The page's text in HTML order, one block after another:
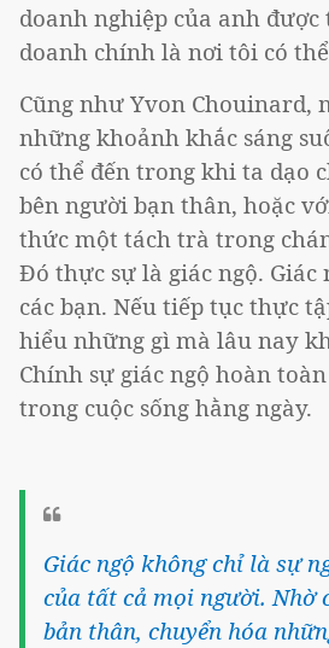
doanh nghiệp của anh
doanh chính là nơi tôi có
Cũng như Yvon Chouinard,
những khoảnh khắc sáng
có thể đến trong khi ta dạo
bên người bạn thân, hoặc
thức một tách trà trong
Đó thực sự là giác ngộ.
các bạn. Nếu tiếp tục thực
hiểu những gì mà lâu nay
Chính sự giác ngộ hoàn
trong cuộc sống hằng ngày.
Giác ngộ không chỉ là sự
của tất cả mọi người. Nhờ
bản thân, chuyển hóa